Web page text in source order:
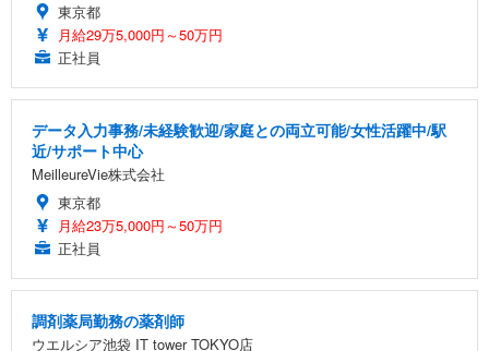
東京都
月給29万5,000円～50万円
正社員
データ入力事務/未経験歓迎/家庭との両立可能/女性活躍中/駅
近/サポート中心
MeilleureVie株式会社
東京都
月給23万5,000円～50万円
正社員
調剤薬局勤務の薬剤師
ウエルシア池袋 IT tower TOKYO店